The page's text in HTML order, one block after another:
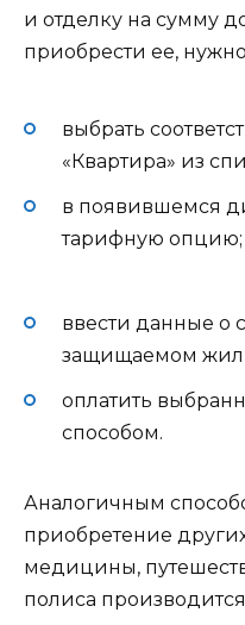
и отделку на сумму
приобрести ее,
выбрать
«Квартира» из
в появившемся
тарифную опцию;
ввести данные о
защищаемом
оплатить
способом.
Аналогичным
приобретение
медицины,
полиса